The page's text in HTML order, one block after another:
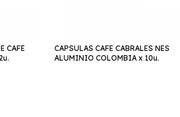
CAFE
CAPSULAS CAFE CABRALES NES
ALUMINIO COLOMBIA x 10u.